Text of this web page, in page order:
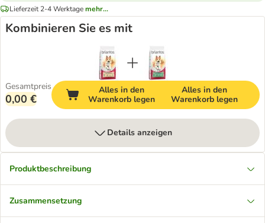
Lieferzeit 2-4 Werktagemehr...
Kombinieren Sie es mit
Gesamtpreis
0,00 €
Alles in den
Warenkorb legen
Alles in den
Warenkorb legen
Details anzeigen
Produktbeschreibung
Zusammensetzung